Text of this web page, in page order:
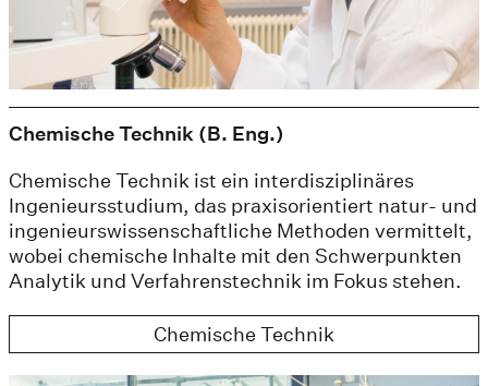
Chemische Technik (B. Eng.)
Chemische Technik ist ein interdisziplinäres
Ingenieursstudium, das praxisorientiert natur- und
ingenieurswissenschaftliche Methoden vermittelt,
wobei chemische Inhalte mit den Schwerpunkten
Analytik und Verfahrenstechnik im Fokus stehen.
Chemische Technik